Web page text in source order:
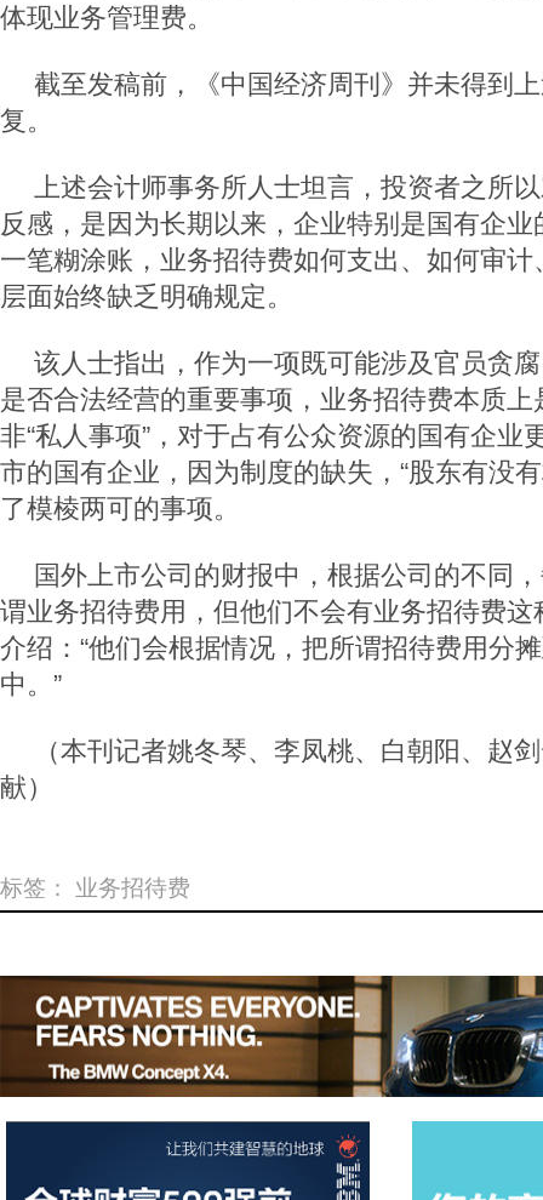
体现业务管理费。
截至发稿前，《中国经济周刊》并未得到
复。
上述会计师事务所人士坦言，投资者之所
反感，是因为长期以来，企业特别是国有企
一笔糊涂账，业务招待费如何支出、如何审
层面始终缺乏明确规定。
该人士指出，作为一项既可能涉及官员贪
是否合法经营的重要事项，业务招待费本质
非“私人事项”，对于占有公众资源的国有企业
市的国有企业，因为制度的缺失，“股东有没
了模棱两可的事项。
国外上市公司的财报中，根据公司的不同
谓业务招待费用，但他们不会有业务招待费
介绍：“他们会根据情况，把所谓招待费用分
中。”
（本刊记者姚冬琴、李凤桃、白朝阳、赵
献）
标签： 业务招待费